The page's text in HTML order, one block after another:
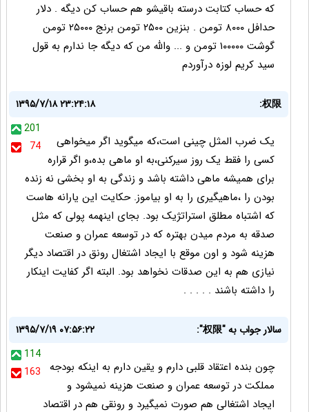
که حساب کتابت درسته باقیشو هم حساب کن دیگه . دلار
حدافل ۸۰۰۰ تومن . بنزین ۲۵۰۰ تومن برنج ۲۵۰۰۰ تومن
گوشت ۱۰۰۰۰۰ تومن و ... والله من که دیگه جا ندارم به قول
سید کریم لوزه درآوردم
权限:
۱۳۹۵/۷/۱۸ ۲۳:۲۴:۱۸
201
74
یک ضرب المثل چینی است،که میگوید اگر میخواهی
کسی را فقط یک روز سیرکنی،به او ماهی بده،و اگر قراره
برای همیشه ماهی داشته باشد و زندگی به او بخشی نه زنده
بودن را ،ماهیگیری را به او بیاموز. حکایت این یارانه هاست
که اشتباه مطلق استراتژیک بود. بجای اینهمه پولی که مثل
صدقه به مردم میدن بهتره که در توسعه عمران و صنعت
هزینه شود و اون موقع با ایجاد اشتغال رونق در اقتصاد دیگر
نیازی هم به این صدقات نخواهد بود. البته اگر کفایت اینکار
را داشته باشند . . . . .
سالار جواب به "权限":
۱۳۹۵/۷/۱۹ ۰۷:۵۶:۲۲
114
163
چون بنده اعتقاد قلبی دارم و یقین دارم به اینکه بودجه
مملکت در توسعه عمران و صنعت هزینه نمیشود و
ایجاد اشتغالی هم صورت نمیگیرد و رونقی هم در اقتصاد